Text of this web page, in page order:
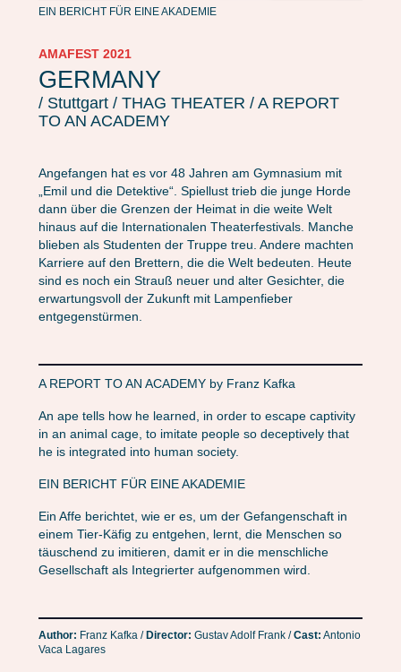
EIN BERICHT FÜR EINE AKADEMIE
AMAFEST 2021
GERMANY
/ Stuttgart / THAG THEATER / A REPORT
TO AN ACADEMY
Angefangen hat es vor 48 Jahren am Gymnasium mit
„Emil und die Detektive“. Spiellust trieb die junge Horde
dann über die Grenzen der Heimat in die weite Welt
hinaus auf die Internationalen Theaterfestivals. Manche
blieben als Studenten der Truppe treu. Andere machten
Karriere auf den Brettern, die die Welt bedeuten. Heute
sind es noch ein Strauß neuer und alter Gesichter, die
erwartungsvoll der Zukunft mit Lampenfieber
entgegenstürmen.
A REPORT TO AN ACADEMY by Franz Kafka
An ape tells how he learned, in order to escape captivity
in an animal cage, to imitate people so deceptively that
he is integrated into human society.
EIN BERICHT FÜR EINE AKADEMIE
Ein Affe berichtet, wie er es, um der Gefangenschaft in
einem Tier-Käfig zu entgehen, lernt, die Menschen so
täuschend zu imitieren, damit er in die menschliche
Gesellschaft als Integrierter aufgenommen wird.
Author: Franz Kafka /Director: Gustav Adolf Frank /Cast: Antonio
Vaca Lagares